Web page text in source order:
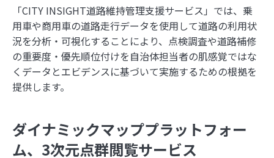
「CITY INSIGHT道路維持管理支援サービス」では、乗
用車や商用車の道路走行データを使用して道路の利用状
況を分析・可視化することにより、点検調査や道路補修
の重要度・優先順位付けを自治体担当者の肌感覚ではな
くデータとエビデンスに基づいて実施するための根拠を
提供します。
ダイナミックマッププラットフォー
ム、3次元点群閲覧サービス